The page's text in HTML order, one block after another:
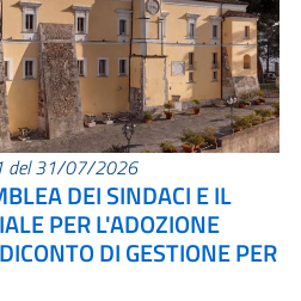
del 31/07/2026
DEI SINDACI E IL
PER L'ADOZIONE
DI GESTIONE PER